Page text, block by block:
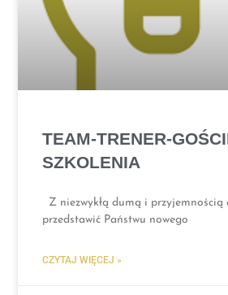
TEAM-TRENER-
SZKOLENIA
Z niezwykłą dumą i przyjemnością
przedstawić Państwu nowego
CZYTAJ WIĘCEJ »